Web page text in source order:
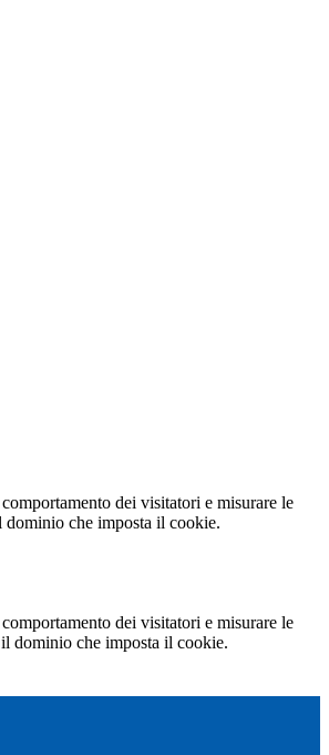
dei visitatori e misurare le
dominio che imposta il cookie.
dei visitatori e misurare le
dominio che imposta il cookie.